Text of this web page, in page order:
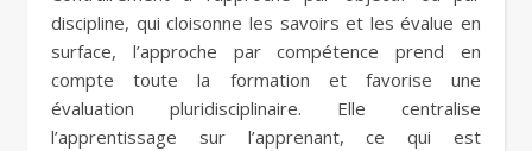
discipline, qui cloisonne les savoirs et les évalue en
surface, l’approche par compétence prend en
compte toute la formation et favorise une
évaluation pluridisciplinaire. Elle centralise
l’apprentissage sur l’apprenant, ce qui est